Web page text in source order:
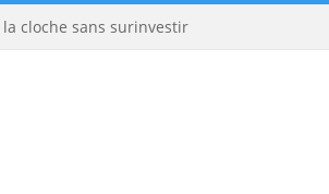
cloche sans surinvestir